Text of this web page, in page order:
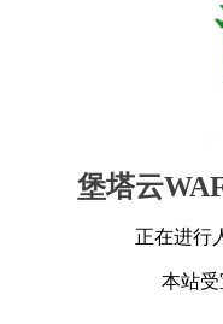
堡塔云
正在进行
本站